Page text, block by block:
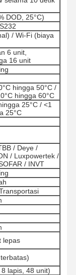
Pabrik
DOD, 25°C)
/ Wi-Fi (biaya
6 unit,
16 unit
hingga 50°C /
hingga 60°C
25°C / <1
25°C
/ Deye /
/ Luxpowertek /
/ INVT
lepas
lapis, 48 ​​unit)